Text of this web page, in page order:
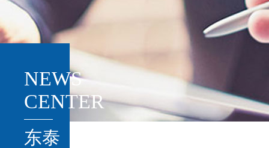
NEWS
CENTER
东泰